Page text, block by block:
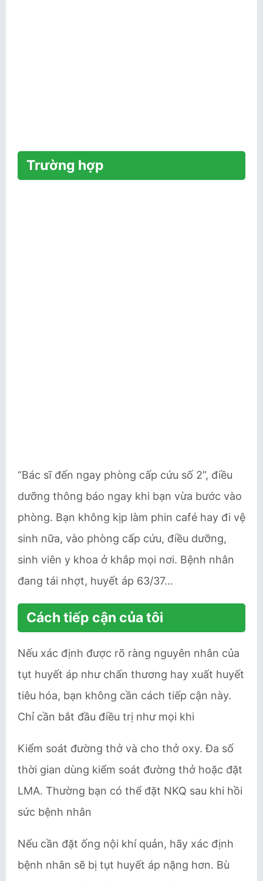
Trường hợp
“Bác sĩ đến ngay phòng cấp cứu số 2”, điều
dưỡng thông báo ngay khi bạn vừa bước vào
phòng. Bạn không kịp làm phin café hay đi vệ
sinh nữa, vào phòng cấp cứu, điều dưỡng,
sinh viên y khoa ở khắp mọi nơi. Bệnh nhân
đang tái nhợt, huyết áp 63/37…
Cách tiếp cận của tôi
Nếu xác định được rõ ràng nguyên nhân của
tụt huyết áp như chấn thương hay xuất huyết
tiêu hóa, bạn không cần cách tiếp cận này.
Chỉ cần bắt đầu điều trị như mọi khi
Kiểm soát đường thở và cho thở oxy. Đa số
thời gian dùng kiểm soát đường thở hoặc đặt
LMA. Thường bạn có thể đặt NKQ sau khi hồi
sức bệnh nhân
Nếu cần đặt ống nội khí quản, hãy xác định
bệnh nhân sẽ bị tụt huyết áp nặng hơn. Bù